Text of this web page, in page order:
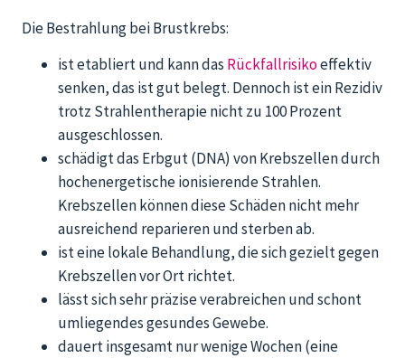
Die Bestrahlung bei Brustkrebs:
ist etabliert und kann das Rückfallrisikoeffektiv
senken, das ist gut belegt. Dennoch ist ein Rezidiv
trotz Strahlentherapie nicht zu 100 Prozent
ausgeschlossen.
schädigt das Erbgut (DNA) von Krebszellen durch
hochenergetische ionisierende Strahlen.
Krebszellen können diese Schäden nicht mehr
ausreichend reparieren und sterben ab.
ist eine lokale Behandlung, die sich gezielt gegen
Krebszellen vor Ort richtet.
lässt sich sehr präzise verabreichen und schont
umliegendes gesundes Gewebe.
dauert insgesamt nur wenige Wochen (eine